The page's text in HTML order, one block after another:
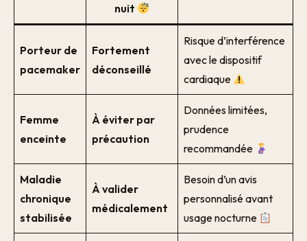
nuit
Porteur de
pacemaker
Fortement
déconseillé
Risque d’interférence
avec le dispositif
cardiaque
Femme
enceinte
À éviter par
précaution
Données limitées,
prudence
recommandée
Maladie
chronique
stabilisée
À valider
médicalement
Besoin d’un avis
personnalisé avant
usage nocturne